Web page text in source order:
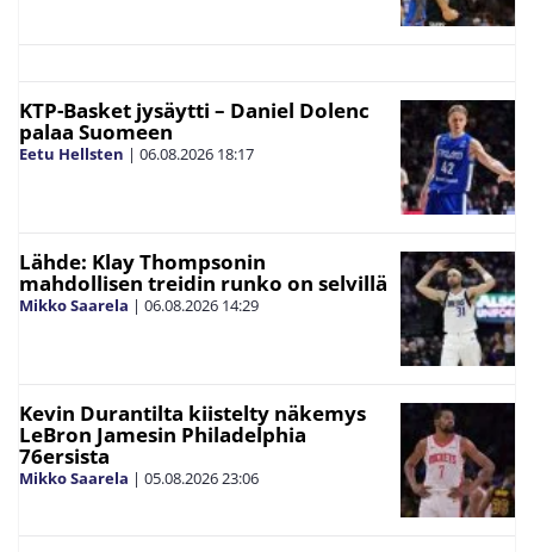
KTP-Basket jysäytti – Daniel Dolenc
palaa Suomeen
Eetu Hellsten | 06.08.2026 18:17
Lähde: Klay Thompsonin
mahdollisen treidin runko on selvillä
Mikko Saarela | 06.08.2026 14:29
Kevin Durantilta kiistelty näkemys
LeBron Jamesin Philadelphia
76ersista
Mikko Saarela | 05.08.202623:06